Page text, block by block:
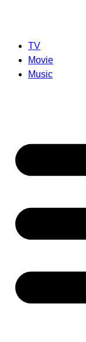
TV
Movie
Music